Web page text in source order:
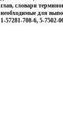
глав, словаря
необходимые для
1-57281-708-6, 5-